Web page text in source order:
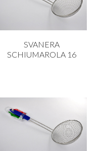
SVANERA
SCHIUMAROLA 16